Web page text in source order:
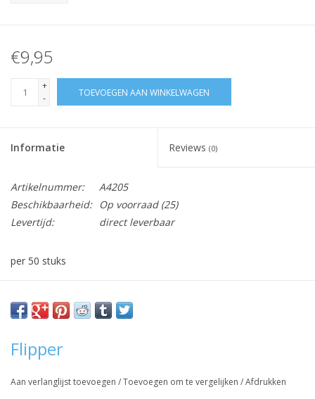
€9,95
+
-
TOEVOEGEN AAN WINKELWAGEN
Informatie Reviews (0)
Artikelnummer:
A4205
Beschikbaarheid:
Op voorraad(25)
Levertijd:
direct leverbaar
per 50 stuks
Vraag hier meer informatie en prijzen over dit product
Flipper
Aan verlanglijst toevoegen /Toevoegen om te vergelijken /Afdrukken